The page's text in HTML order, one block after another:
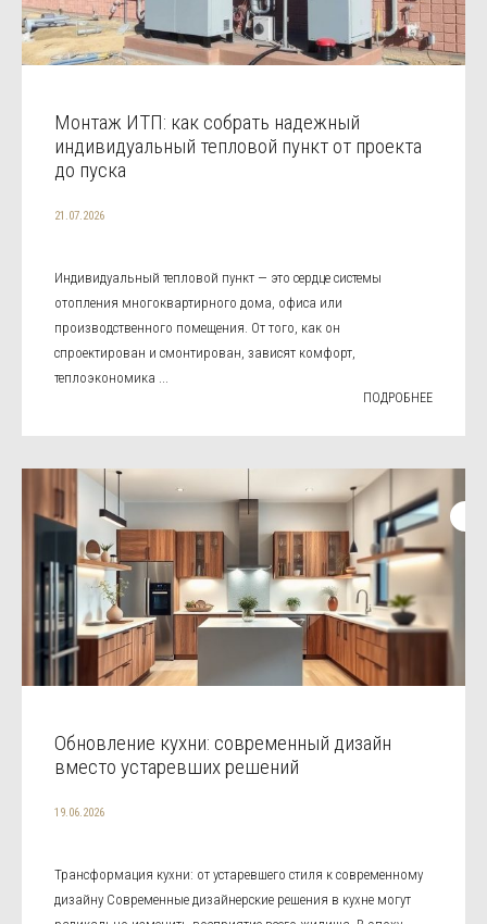
Монтаж ИТП: как собрать надежный
индивидуальный тепловой пункт от проекта
до пуска
21.07.2026
Индивидуальный тепловой пункт — это сердце системы
отопления многоквартирного дома, офиса или
производственного помещения. От того, как он
спроектирован и смонтирован, зависят комфорт,
теплоэкономика ...
ПОДРОБНЕЕ
Обновление кухни: современный дизайн
вместо устаревших решений
19.06.2026
Трансформация кухни: от устаревшего стиля к современному
дизайну Современные дизайнерские решения в кухне могут